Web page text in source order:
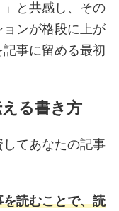
と共感し、その
ンが格段に上が
事に留める最初
る書き方
てあなたの記事
を読むことで、読